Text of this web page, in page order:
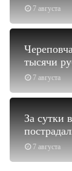
7 августа
7 августа
тысячи
7 августа
За сутки